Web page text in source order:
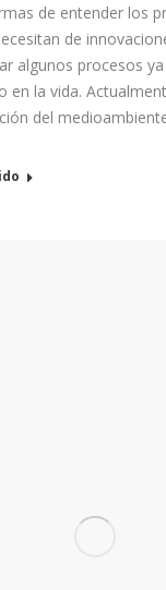
de entender los
de
algunos procesos
en la vida.
del